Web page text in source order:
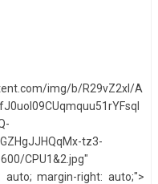
img/b/R29vZ2xl/A
tz3-
CPU1&2.jpg"
auto; margin-right: auto;">